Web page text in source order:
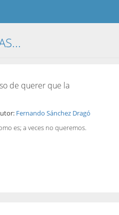
de querer que la
Fernando Sánchez Dragó
es; a veces no queremos.